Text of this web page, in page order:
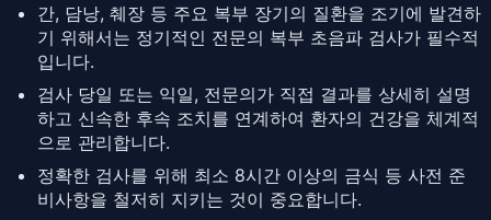
간, 담낭, 췌장 등 주요 복부 장기의 질환을 조기에 발견하
기 위해서는 정기적인 전문의 복부 초음파 검사가 필수적
입니다.
검사 당일 또는 익일, 전문의가 직접 결과를 상세히 설명
하고 신속한 후속 조치를 연계하여 환자의 건강을 체계적
으로 관리합니다.
정확한 검사를 위해 최소 8시간 이상의 금식 등 사전 준
비사항을 철저히 지키는 것이 중요합니다.